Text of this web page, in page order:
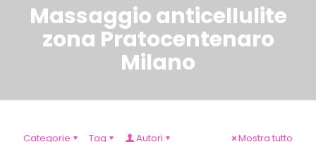
Massaggio anticellulite
zona Pratocentenaro
Milano
Categorie Tag Autori Mostra tutto